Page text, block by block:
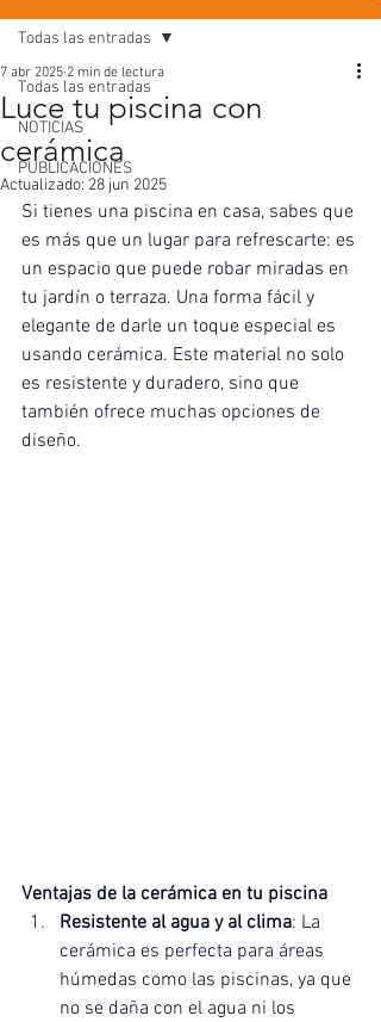
Todas las entradas
NOTICIAS
PUBLICACIONES
Todas las entradas
Luce tu piscina con
cerámica
7 abr 2025 2 min de lectura
Actualizado: 28 jun 2025
Si tienes una piscina en casa, sabes que
es más que un lugar para refrescarte: es
un espacio que puede robar miradas en
tu jardín o terraza. Una forma fácil y
elegante de darle un toque especial es
usando cerámica. Este material no solo
es resistente y duradero, sino que
también ofrece muchas opciones de
diseño.
Ventajas de la cerámica en tu piscina
Resistente al agua y al clima: La
cerámica es perfecta para áreas
húmedas como las piscinas, ya que
no se daña con el agua ni los